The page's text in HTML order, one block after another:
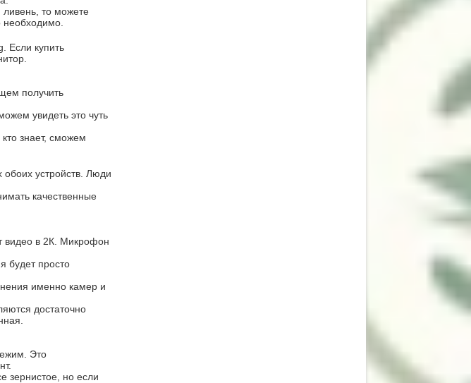
то можете
необходимо.
Если купить
получить
увидеть это чуть
знает, сможем
устройств. Люди
качественные
видео в 2К. Микрофон
будет просто
именно камер и
достаточно
Это
зернистое, но если